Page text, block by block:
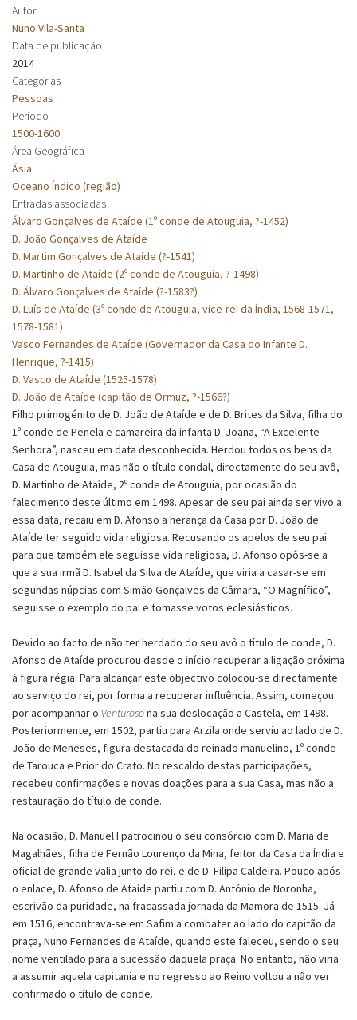
Autor
Nuno Vila-Santa
Data de publicação
2014
Categorias
Pessoas
Período
1500-1600
Área Geográfica
Ásia
Oceano Índico (região)
Entradas associadas
Álvaro Gonçalves de Ataíde (1º conde de Atouguia, ?-1452)
D. João Gonçalves de Ataíde
D. Martim Gonçalves de Ataíde (?-1541)
D. Martinho de Ataíde (2º conde de Atouguia, ?-1498)
D. Álvaro Gonçalves de Ataíde (?-1583?)
D. Luís de Ataíde (3º conde de Atouguia, vice-rei da Índia, 1568-1571,
1578-1581)
Vasco Fernandes de Ataíde (Governador da Casa do Infante D.
Henrique, ?-1415)
D. Vasco de Ataíde (1525-1578)
D. João de Ataíde (capitão de Ormuz, ?-1566?)
Filho primogénito de D. João de Ataíde e de D. Brites da Silva, filha do
1º conde de Penela e camareira da infanta D. Joana, “A Excelente
Senhora”, nasceu em data desconhecida. Herdou todos os bens da
Casa de Atouguia, mas não o título condal, directamente do seu avô,
D. Martinho de Ataíde, 2º conde de Atouguia, por ocasião do
falecimento deste último em 1498. Apesar de seu pai ainda ser vivo a
essa data, recaiu em D. Afonso a herança da Casa por D. João de
Ataíde ter seguido vida religiosa. Recusando os apelos de seu pai
para que também ele seguisse vida religiosa, D. Afonso opôs-se a
que a sua irmã D. Isabel da Silva de Ataíde, que viria a casar-se em
segundas núpcias com Simão Gonçalves da Câmara, “O Magnífico”,
seguisse o exemplo do pai e tomasse votos eclesiásticos.
Devido ao facto de não ter herdado do seu avô o título de conde, D.
Afonso de Ataíde procurou desde o início recuperar a ligação próxima
à figura régia. Para alcançar este objectivo colocou-se directamente
ao serviço do rei, por forma a recuperar influência. Assim, começou
por acompanhar o Venturosona sua deslocação a Castela, em 1498.
Posteriormente, em 1502, partiu para Arzila onde serviu ao lado de D.
João de Meneses, figura destacada do reinado manuelino, 1º conde
de Tarouca e Prior do Crato. No rescaldo destas participações,
recebeu confirmações e novas doações para a sua Casa, mas não a
restauração do título de conde.
Na ocasião, D. Manuel I patrocinou o seu consórcio com D. Maria de
Magalhães, filha de Fernão Lourenço da Mina, feitor da Casa da Índia e
oficial de grande valia junto do rei, e de D. Filipa Caldeira. Pouco após
o enlace, D. Afonso de Ataíde partiu com D. António de Noronha,
escrivão da puridade, na fracassada jornada da Mamora de 1515. Já
em 1516, encontrava-se em Safim a combater ao lado do capitão da
praça, Nuno Fernandes de Ataíde, quando este faleceu, sendo o seu
nome ventilado para a sucessão daquela praça. No entanto, não viria
a assumir aquela capitania e no regresso ao Reino voltou a não ver
confirmado o título de conde.